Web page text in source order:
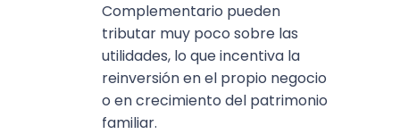
Complementario pueden
tributar muy poco sobre las
utilidades, lo que incentiva la
reinversión en el propio negocio
o en crecimiento del patrimonio
familiar.